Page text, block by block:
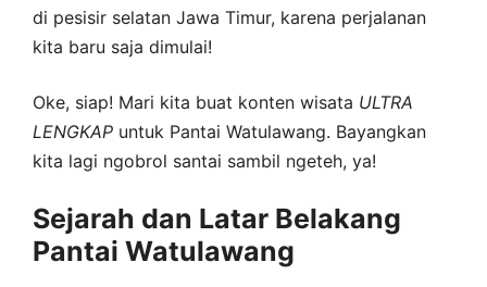
di pesisir selatan Jawa Timur, karena perjalanan
kita baru saja dimulai!
Oke, siap! Mari kita buat konten wisata ULTRA
LENGKAP untuk Pantai Watulawang. Bayangkan
kita lagi ngobrol santai sambil ngeteh, ya!
Sejarah dan Latar Belakang
Pantai Watulawang